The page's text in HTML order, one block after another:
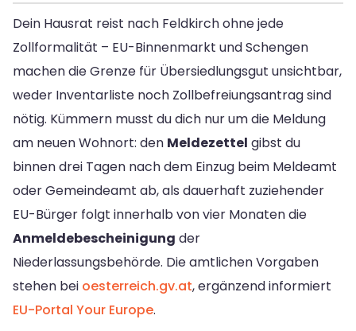
Dein Hausrat reist nach Feldkirch ohne jede
Zollformalität – EU-Binnenmarkt und Schengen
machen die Grenze für Übersiedlungsgut unsichtbar,
weder Inventarliste noch Zollbefreiungsantrag sind
nötig. Kümmern musst du dich nur um die Meldung
am neuen Wohnort: den Meldezettel gibst du
binnen drei Tagen nach dem Einzug beim Meldeamt
oder Gemeindeamt ab, als dauerhaft zuziehender
EU-Bürger folgt innerhalb von vier Monaten die
Anmeldebescheinigung der
Niederlassungsbehörde. Die amtlichen Vorgaben
stehen bei oesterreich.gv.at, ergänzend informiert
EU-Portal Your Europe.